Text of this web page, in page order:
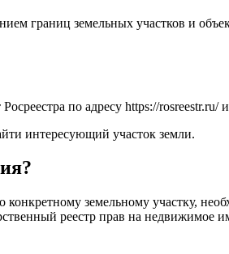
границ земельных участков и
по адресу https://rosreestr.ru/
интересующий участок земли.
земельному участку,
реестр прав на недвижимое